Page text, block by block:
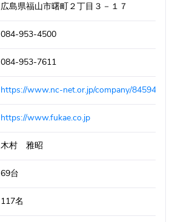
広島県福山市曙町２丁目３－１７
084-953-4500
084-953-7611
https://www.nc-net.or.jp/company/84594/
https://www.fukae.co.jp
木村 雅昭
69台
117名